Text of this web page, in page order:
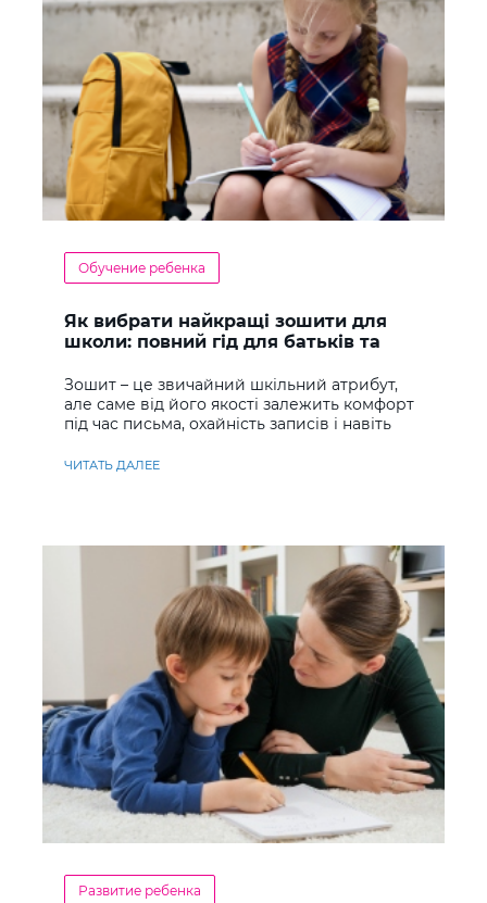
Обучение ребенка
Як вибрати найкращі зошити для
школи: повний гід для батьків та
Зошит – це звичайний шкільний атрибут,
але саме від його якості залежить комфорт
під час письма, охайність записів і навіть
ЧИТАТЬ ДАЛЕЕ
Развитие ребенка